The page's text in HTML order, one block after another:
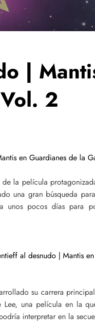
|
2
la película
una gran búsqueda
unos pocos días para
su carrera
Lee, una película en la
interpretar en la